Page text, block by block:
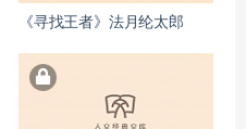
《寻找王者》法月纶太郎